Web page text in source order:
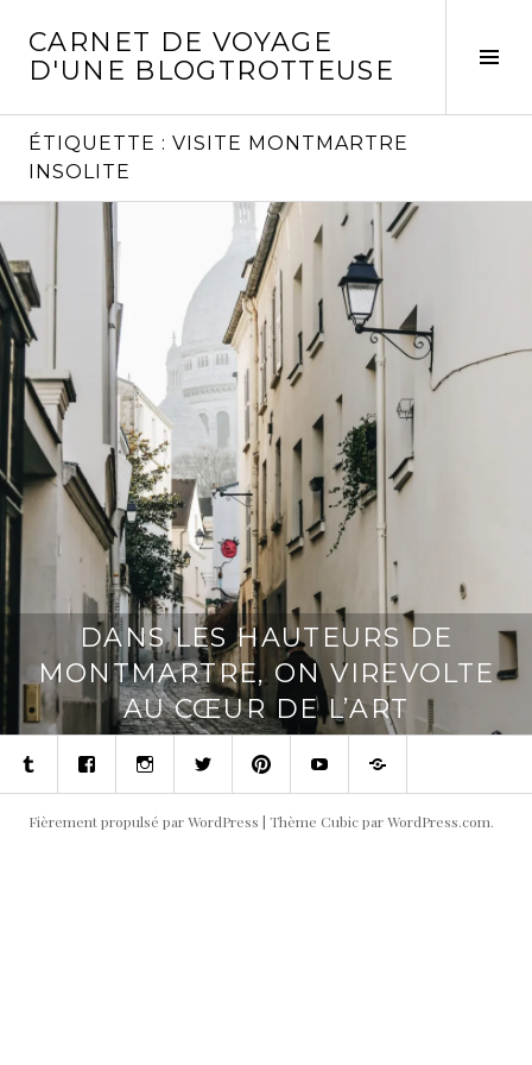
contenu
CARNET DE VOYAGE
D'UNE BLOGTROTTEUSE
ÉTIQUETTE : VISITE MONTMARTRE
INSOLITE
DANS LES HAUTEURS DE
MONTMARTRE, ON VIREVOLTE
AU CŒUR DE L’ART
TumblrFacebookInstagramTwitterPinterestYoutubeContact
Fièrement propulsé par WordPress | Thème Cubic parWordPress.com.